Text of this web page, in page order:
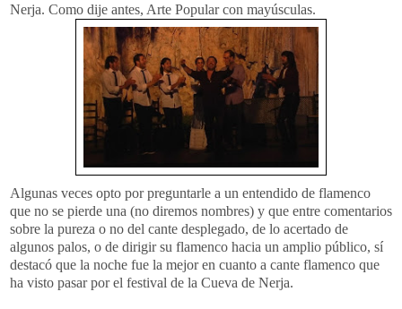
Nerja. Como dije antes, Arte Popular con mayúsculas.
Algunas veces opto por preguntarle a un entendido de flamenco
que no se pierde una (no diremos nombres) y que entre comentarios
sobre la pureza o no del cante desplegado, de lo acertado de
algunos palos, o de dirigir su flamenco hacia un amplio público, sí
destacó que la noche fue la mejor en cuanto a cante flamenco que
ha visto pasar por el festival de la Cueva de Nerja.